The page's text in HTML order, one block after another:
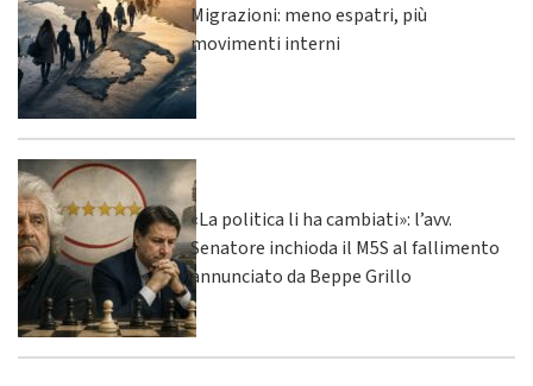
Migrazioni: meno espatri, più
movimenti interni
«La politica li ha cambiati»: l’avv.
Senatore inchioda il M5S al fallimento
annunciato da Beppe Grillo